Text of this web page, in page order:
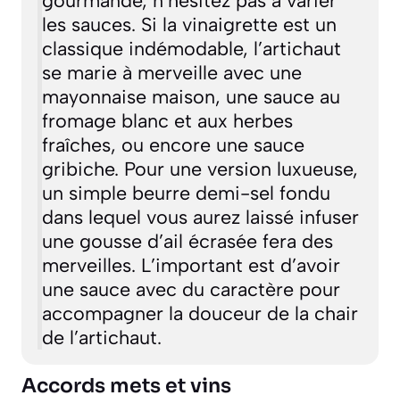
les sauces. Si la vinaigrette est un
classique indémodable, l’artichaut
se marie à merveille avec une
mayonnaise maison, une sauce au
fromage blanc et aux herbes
fraîches, ou encore une sauce
gribiche. Pour une version luxueuse,
un simple beurre demi-sel fondu
dans lequel vous aurez laissé infuser
une gousse d’ail écrasée fera des
merveilles. L’important est d’avoir
une sauce avec du caractère pour
accompagner la douceur de la chair
de l’artichaut.
Accords mets et vins